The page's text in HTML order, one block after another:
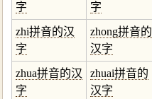
字
字
zhi拼音的汉
字
zhong拼音的
汉字
zhua拼音的汉
字
zhuai拼音的
汉字